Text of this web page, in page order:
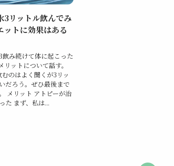
3リットル飲んでみ
ットに効果はある
み続けて体に起こった
ットについて話す。
のはよく聞くが3リッ
だろう。ぜひ最後まで
メリット アトピーが治
た まず、私は...